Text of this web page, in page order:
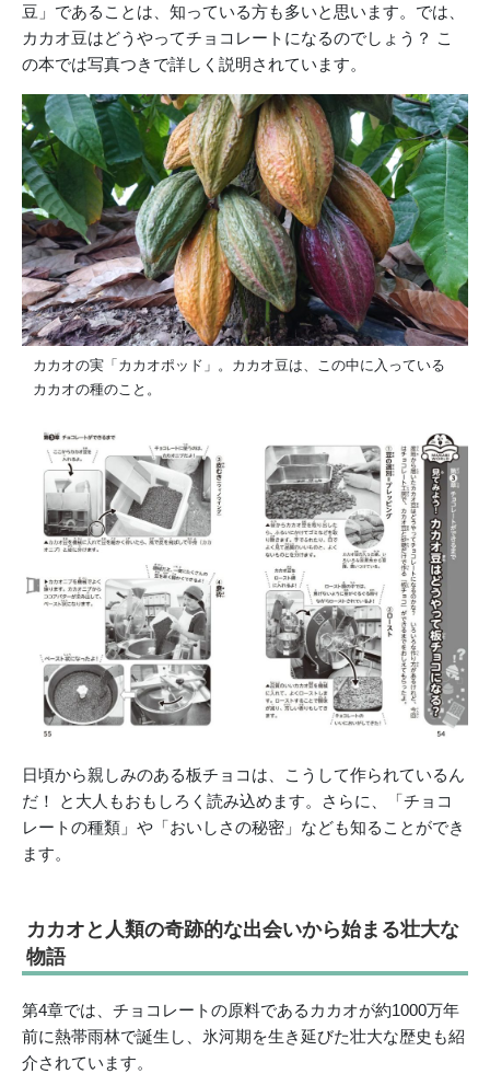
豆」であることは、知っている方も多いと思います。では、
カカオ豆はどうやってチョコレートになるのでしょう？ こ
の本では写真つきで詳しく説明されています。
カカオの実「カカオポッド」。カカオ豆は、この中に入っている
カカオの種のこと。
日頃から親しみのある板チョコは、こうして作られているん
だ！ と大人もおもしろく読み込めます。さらに、「チョコ
レートの種類」や「おいしさの秘密」なども知ることができ
ます。
カカオと人類の奇跡的な出会いから始まる壮大な
物語
第4章では、チョコレートの原料であるカカオが約1000万年
前に熱帯雨林で誕生し、氷河期を生き延びた壮大な歴史も紹
介されています。